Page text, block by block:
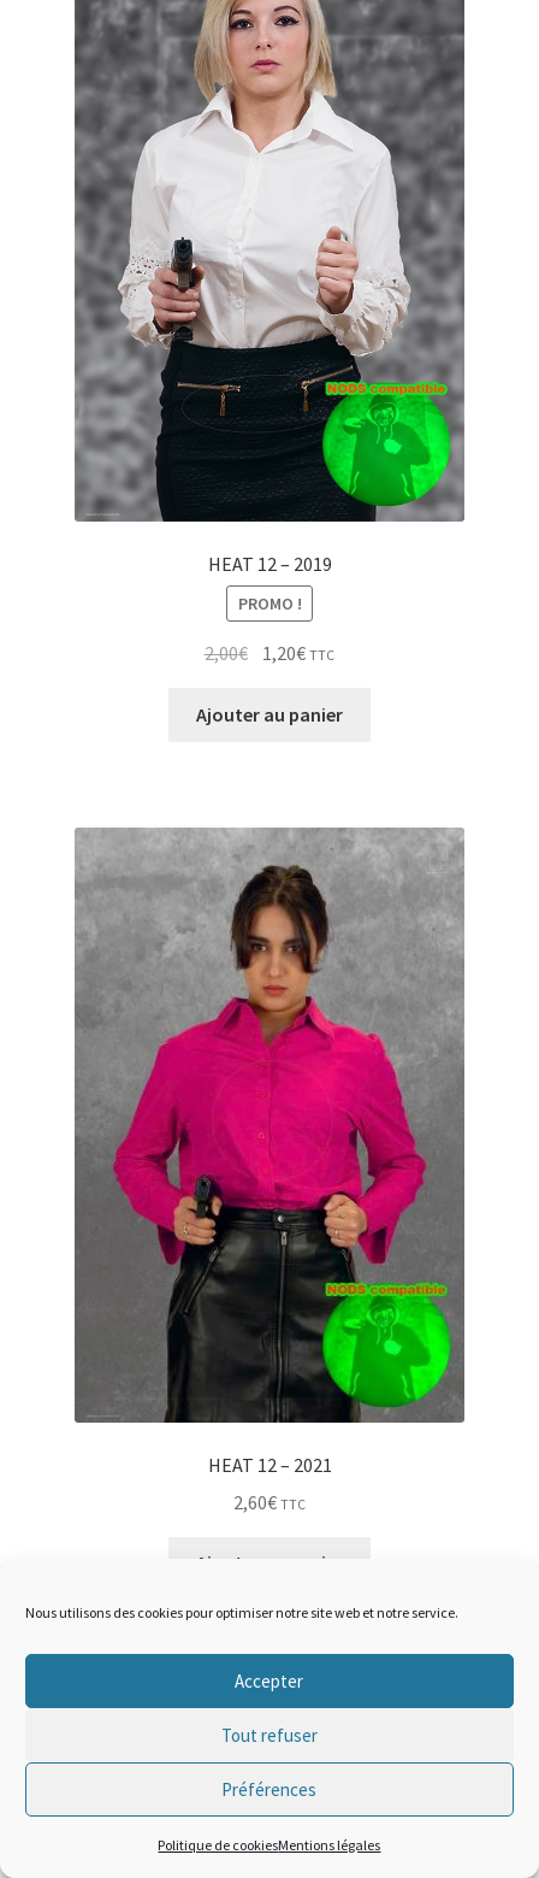
Nous utilisons des cookies pour optimiser notre site web et notre service.
Accepter
Tout refuser
Préférences
Politique de cookiesMentions légales
HEAT 12 – 2019
PROMO !
2,00€ Le
initial
1,20€Le
actuel
TTC
Ajouter au panier
HEAT 12 – 2021
2,60€ TTC
Ajouter au panier